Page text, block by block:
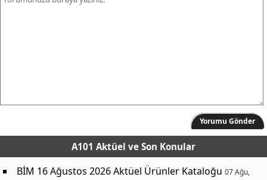
Yorumu Gönder
A101 Aktüel ve Son Konular
BİM 16 Ağustos 2026 Aktüel Ürünler Kataloğu 07 Ağu,